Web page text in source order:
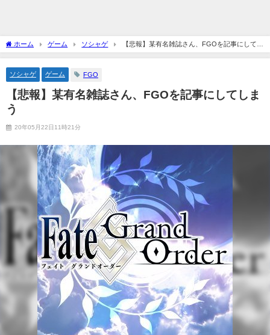
ホーム ゲーム ソシャゲ
【悲報】某有名雑誌さん、FGOを記事にしてし
まう
ソシャゲ ゲーム FGO
【悲報】某有名雑誌さん、FGOを記事にしてしま
う
20年05月22日11時21分